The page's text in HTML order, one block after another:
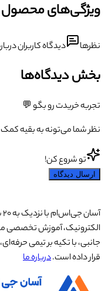
ویژگی‌های محصول
نظرها دیدگاه کاربران
بخش دیدگاه‌ها
تجربه خریدت رو بگو 💬
نظر شما می‌تونه به بقیه
تو شروع کن!
ارسال دیدگاه
الکترونیک، آموزش تخصصی
جانبی، با تکیه بر تیمی
قرار داده است.درباره ما